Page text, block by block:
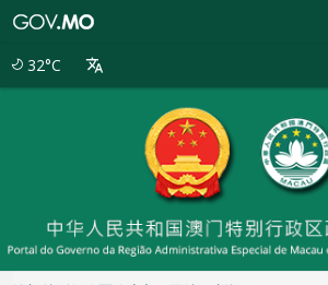
32°C